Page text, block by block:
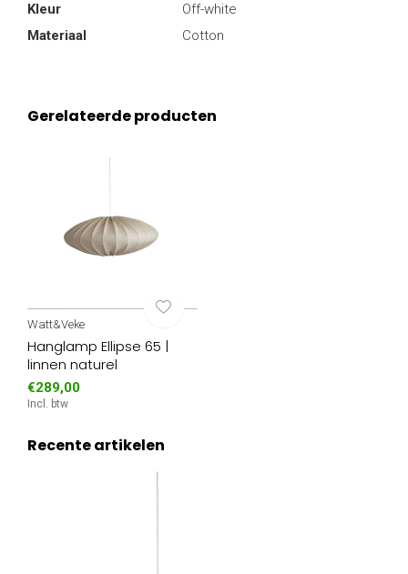
Kleur
Off-white
Materiaal
Cotton
Gerelateerde producten
Watt&Veke
Hanglamp Ellipse 65 |
linnen naturel
€289,00
Incl. btw
Recente artikelen